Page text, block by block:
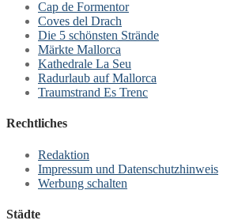
Cap de Formentor
Coves del Drach
Die 5 schönsten Strände
Märkte Mallorca
Kathedrale La Seu
Radurlaub auf Mallorca
Traumstrand Es Trenc
Rechtliches
Redaktion
Impressum und Datenschutzhinweis
Werbung schalten
Städte